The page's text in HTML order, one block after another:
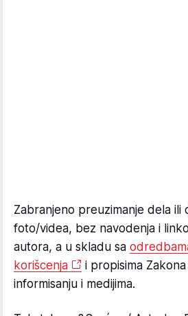
Zabranjeno preuzimanje dela ili
foto/videa, bez navodenja i
autora, a u skladu sa
korišcenja
i propisima
informisanju i medijima.